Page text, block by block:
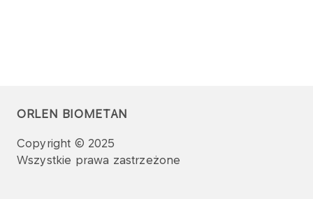
ORLEN BIOMETAN
Copyright © 2025
Wszystkie prawa zastrzeżone